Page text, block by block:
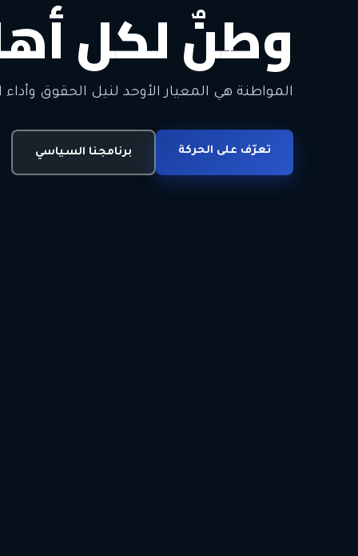
وطنٌ لكل
المواطنة هي المعيار الأوحد لنيل الحقوق وأداء
تعرّف على الحركة برنامجنا السياسي
معاً من أجل
الحرية • الوحدة • السلام • الديمقراطية
انضم للحركة اتصل بنا